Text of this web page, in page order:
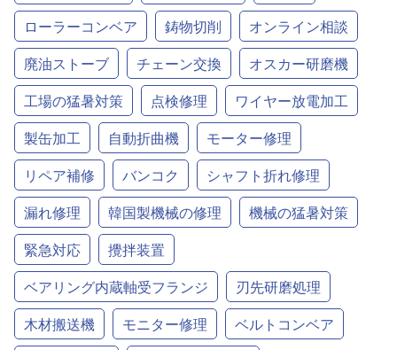
ローラーコンベア
鋳物切削
オンライン相談
廃油ストーブ
チェーン交換
オスカー研磨機
工場の猛暑対策
点検修理
ワイヤー放電加工
製缶加工
自動折曲機
モーター修理
リペア補修
バンコク
シャフト折れ修理
漏れ修理
韓国製機械の修理
機械の猛暑対策
緊急対応
攪拌装置
ベアリング内蔵軸受フランジ
刃先研磨処理
木材搬送機
モニター修理
ベルトコンベア